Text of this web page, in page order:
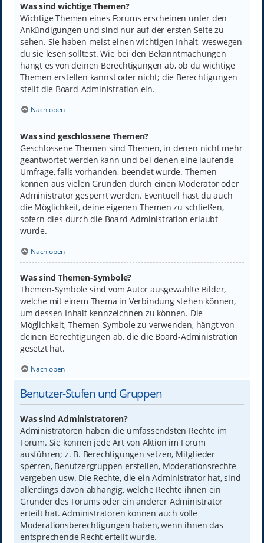
Was sind wichtige Themen?
Wichtige Themen eines Forums erscheinen unter den
Ankündigungen und sind nur auf der ersten Seite zu
sehen. Sie haben meist einen wichtigen Inhalt, weswegen
du sie lesen solltest. Wie bei den Bekanntmachungen
hängt es von deinen Berechtigungen ab, ob du wichtige
Themen erstellen kannst oder nicht; die Berechtigungen
stellt die Board-Administration ein.
Nach oben
Was sind geschlossene Themen?
Geschlossene Themen sind Themen, in denen nicht mehr
geantwortet werden kann und bei denen eine laufende
Umfrage, falls vorhanden, beendet wurde. Themen
können aus vielen Gründen durch einen Moderator oder
Administrator gesperrt werden. Eventuell hast du auch
die Möglichkeit, deine eigenen Themen zu schließen,
sofern dies durch die Board-Administration erlaubt
wurde.
Nach oben
Was sind Themen-Symbole?
Themen-Symbole sind vom Autor ausgewählte Bilder,
welche mit einem Thema in Verbindung stehen können,
um dessen Inhalt kennzeichnen zu können. Die
Möglichkeit, Themen-Symbole zu verwenden, hängt von
deinen Berechtigungen ab, die die Board-Administration
gesetzt hat.
Nach oben
Benutzer-Stufen und Gruppen
Was sind Administratoren?
Administratoren haben die umfassendsten Rechte im
Forum. Sie können jede Art von Aktion im Forum
ausführen; z. B. Berechtigungen setzen, Mitglieder
sperren, Benutzergruppen erstellen, Moderationsrechte
vergeben usw. Die Rechte, die ein Administrator hat, sind
allerdings davon abhängig, welche Rechte ihnen ein
Gründer des Forums oder ein anderer Administrator
erteilt hat. Administratoren können auch volle
Moderationsberechtigungen haben, wenn ihnen das
entsprechende Recht erteilt wurde.